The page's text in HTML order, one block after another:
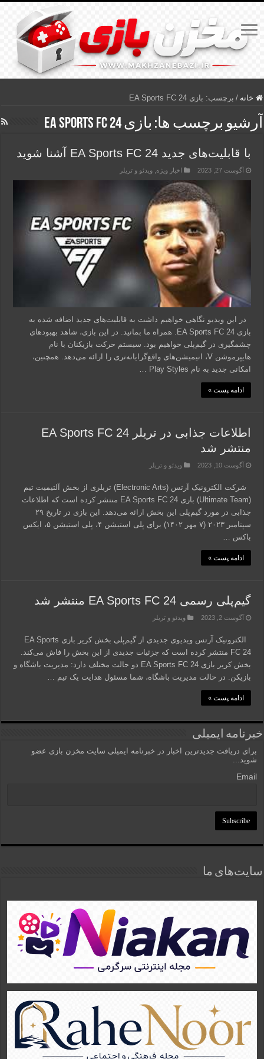
خانه / برچسب: بازی EA Sports FC 24
آرشیو برچسب ها: بازی EA Sports FC 24
با قابلیت‌های جدید EA Sports FC 24 آشنا شوید
آگوست 27, 2023 اخبار ویژه,ویدئو و تریلر
در این ویدیو نگاهی خواهیم داشت به قابلیت‌های جدید اضافه شده به
بازی EA Sports FC 24. همراه ما بمانید. در این بازی، شاهد بهبودهای
چشمگیری در گیم‌پلی خواهیم بود. سیستم حرکت بازیکنان با نام
هایپرموشن V، انیمیشن‌های واقع‌گرایانه‌تری را ارائه می‌دهد. همچنین،
امکانی جدید به نام Play Styles …
ادامه پست »
اطلاعات جذابی در تریلر EA Sports FC 24
منتشر شد
آگوست 10, 2023 ویدئو و تریلر
شرکت الکترونیک آرتس (Electronic Arts) تریلری از بخش آلتیمیت تیم
(Ultimate Team) بازی EA Sports FC 24 منتشر کرده است که اطلاعات
جذابی در مورد گیم‌پلی این بخش ارائه می‌دهد. این بازی در تاریخ ۲۹
سپتامبر ۲۰۲۳ (۷ مهر ۱۴۰۲) برای پلی استیشن ۴، پلی استیشن ۵، ایکس
باکس …
ادامه پست »
گیم‌پلی رسمی EA Sports FC 24 منتشر شد
آگوست 2, 2023 ویدئو و تریلر
الکترونیک آرتس ویدیوی جدیدی از گیم‌پلی بخش کریر بازی EA Sports
FC 24 منتشر کرده است که جزئیات جدیدی از این بخش را فاش می‌کند.
بخش کریر بازی EA Sports FC 24 دو حالت مختلف دارد: مدیریت باشگاه و
بازیکن. در حالت مدیریت باشگاه، شما مسئول هدایت یک تیم …
ادامه پست »
خبرنامه ایمیلی
برای دریافت جدیدترین اخبار در خبرنامه ایمیلی سایت مخزن بازی عضو
شوید...
Email
سایت‌های ما